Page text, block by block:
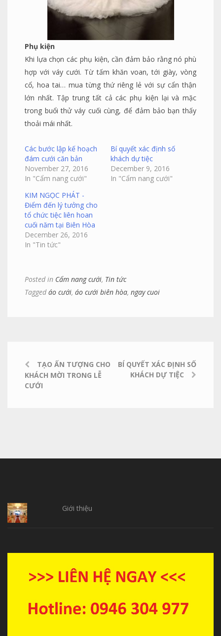
Phụ kiện
Khi lựa chọn các phụ kiện, cần đảm bảo rằng nó phù
hợp với váy cưới. Từ tấm khăn voan, tới giày, vòng
cổ, hoa tai… mua từng thứ riêng lẻ với sự cẩn thận
lớn nhất. Tập trung tất cả các phụ kiện lại và mặc
trong buổi thử váy cuối cùng, để đảm bảo bạn thấy
thoải mái nhất.
Các bước lập kế hoạch
đám cưới căn bản
November 27, 2016
In "Cẩm nang cưới"
Bí quyết xác định số
khách dự tiệc
December 9, 2016
In "Cẩm nang cưới"
KIM NGỌC PHÁT -
Điểm đến lý tưởng cho
tổ chức tiệc liên hoan
cuối năm tại Biên Hòa
December 26, 2016
In "Tin tức"
Posted in Cẩm nang cưới, Tin tức
Taggedáo cưới, áo cưới biên hòa, ngay cuoi
TẠO ẤN TƯỢNG CHO
KHÁCH MỜI TRONG LỄ
CƯỚI
BÍ QUYẾT XÁC ĐỊNH SỐ
KHÁCH DỰ TIỆC
Giới thiệu